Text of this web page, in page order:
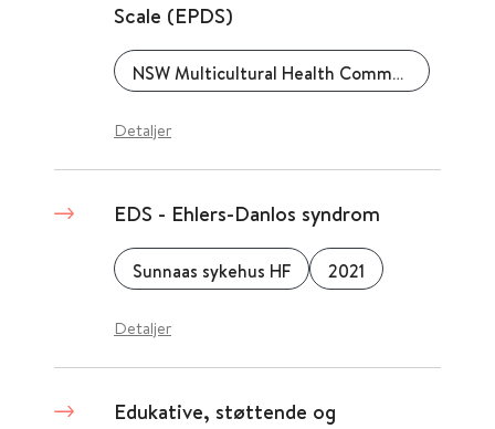
Scale (EPDS)
NSW Multicultural Health Communication Service (MHCS), New South Wales Government
Detaljer
EDS - Ehlers-Danlos syndrom
Sunnaas sykehus HF 2021
Detaljer
Edukative, støttende og